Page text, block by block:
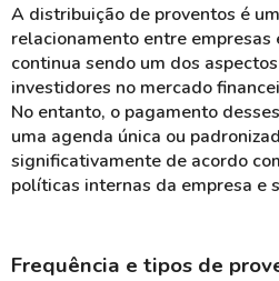
A distribuição de proventos é
relacionamento entre empresas
continua sendo um dos
investidores no mercado
No entanto, o pagamento desses
uma agenda única ou
significativamente de acordo
políticas internas da empresa e
Frequência e tipos de